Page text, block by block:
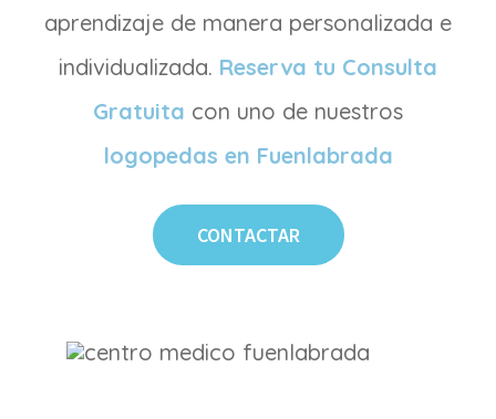
aprendizaje de manera personalizada e
individualizada. Reserva tu Consulta
Gratuita con uno de nuestros
logopedas en Fuenlabrada
CONTACTAR